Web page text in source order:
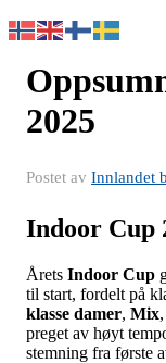
2025
Postet av Innlandet
Indoor Cup
Årets Indoor Cup
til start, fordelt på
klasse damer, Mix,
preget av høyt
stemning fra første